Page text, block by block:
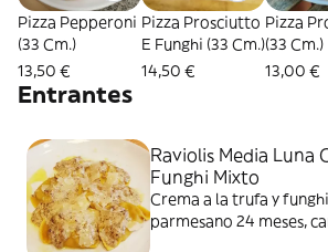
Pizza Pepperoni
(33 Cm.)
13,50 €
Pizza Prosciutto
E Funghi (33 Cm.)
14,50 €
Pizza
(33 Cm.)
13,00 €
Entrantes
Raviolis Media Luna
Funghi Mixto
Crema a la trufa y
parmesano 24 meses,